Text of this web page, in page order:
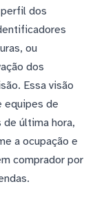
dos
ou
dos
Essa visão
equipes de
última hora,
a ocupação e
comprador por